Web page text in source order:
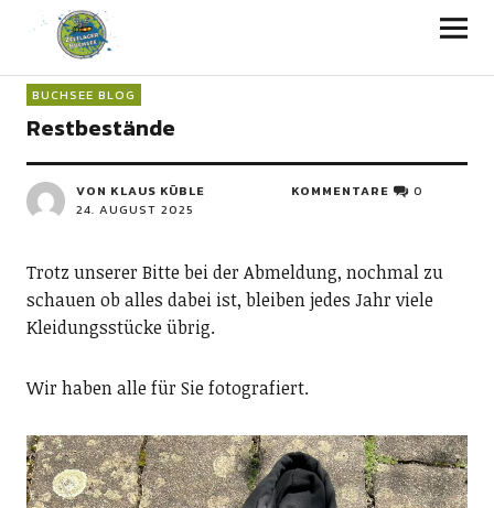
BUCHSEE BLOG
Restbestände
VON KLAUS KÜBLE
24. AUGUST 2025
KOMMENTARE 0
Trotz unserer Bitte bei der Abmeldung, nochmal zu
schauen ob alles dabei ist, bleiben jedes Jahr viele
Kleidungsstücke übrig.
Wir haben alle für Sie fotografiert.